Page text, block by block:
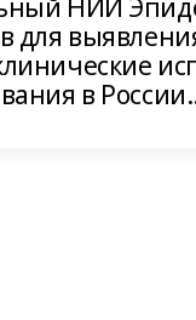
НИИ
для
в